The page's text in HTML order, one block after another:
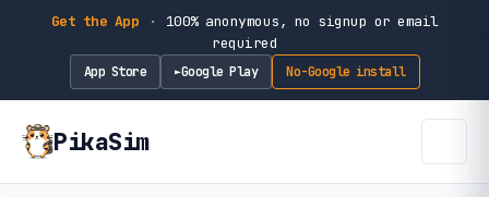
Get the App ·
100% anonymous, no signup or email
required
App Store ►Google Play No-Google install
PikaSim